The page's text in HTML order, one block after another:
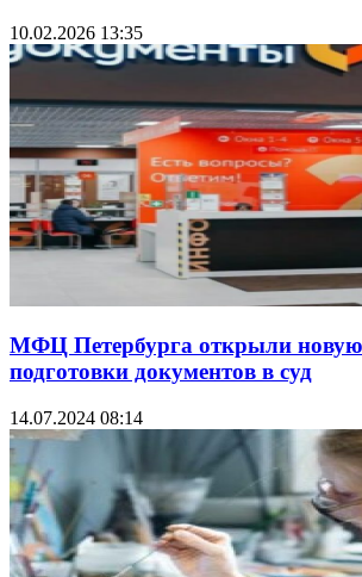
10.02.2026 13:35
МФЦ Петербурга открыли новую
подготовки документов в суд
14.07.2024 08:14